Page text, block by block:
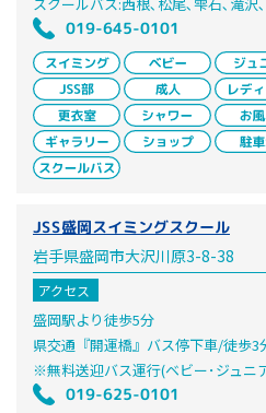
019-645-0101
JSS盛岡スイミングスクール
岩手県盛岡市大沢川原3-8-38
アクセス
盛岡駅より徒歩5分
県交通『開運橋』バス停下車/徒歩3
※無料送迎バス運行(ベビー･ジュニ
019-625-0101